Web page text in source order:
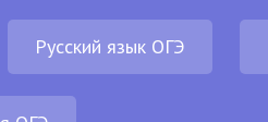
Русский язык ОГЭ